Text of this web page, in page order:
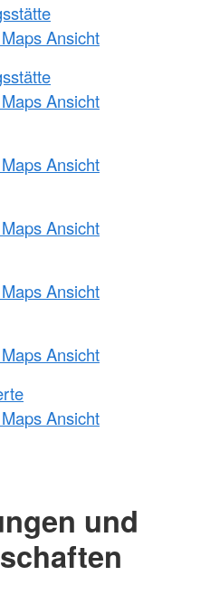
Ansicht
Ansicht
Ansicht
Ansicht
Ansicht
Ansicht
Ansicht
und